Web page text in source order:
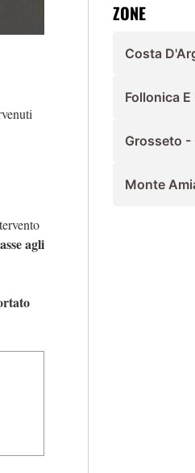
agli
ZONE
Costa
Follonica
Grosseto
Monte